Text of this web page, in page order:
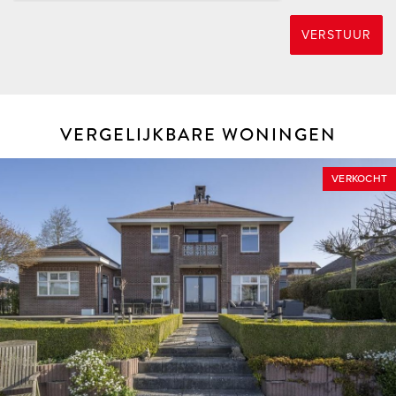
HOEKSCHE WAARD
De Hoeksche Waard is een eiland ten zuiden van Rotterdam
met een oppervlakte van 27.420 hectare, telt ruim 88.000
inwoners en is sinds 2019 samengevoegd in 1 gelijknamige
gemeente. Door de status van “Nationaal Landschap” is haar
open en landelijk karakter op de lange termijn verzekerd en
door de versterking van natuurwaarden zal het er altijd goed
wonen blijven.
PUTTERSHOEK
Puttershoek vervult één van de centrumfuncties in de
VERSTUUR
VERGELIJKBARE WONINGEN
VERKOCHT